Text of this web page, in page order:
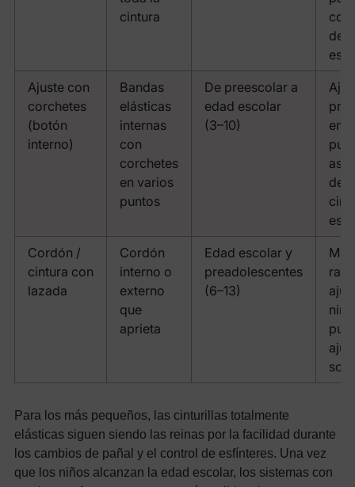
cintura
de
Ajuste con
corchetes
(botón
interno)
Bandas
elásticas
internas
con
corchetes
en varios
puntos
De preescolar a
edad escolar
(3–10)
en
de
Cordón /
cintura con
lazada
Cordón
interno o
externo
que
aprieta
Edad escolar y
preadolescentes
(6–13)
niño
solo
Para los más pequeños, las cinturillas totalmente
elásticas siguen siendo las reinas por la facilidad durante
los cambios de pañal y el control de esfínteres. Una vez
que los niños alcanzan la edad escolar, los sistemas con